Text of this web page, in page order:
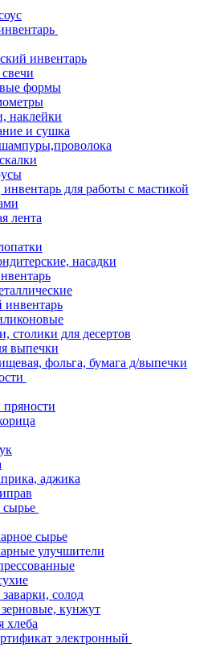
инвентарь
формы
наклейки
и сушка
для работы с мастикой
лента
насадки
столики для десертов
выпечки
фольга, бумага д/выпечки
аджика
сырье
сырье
улучшители
солод
кунжут
хлеба
электронный